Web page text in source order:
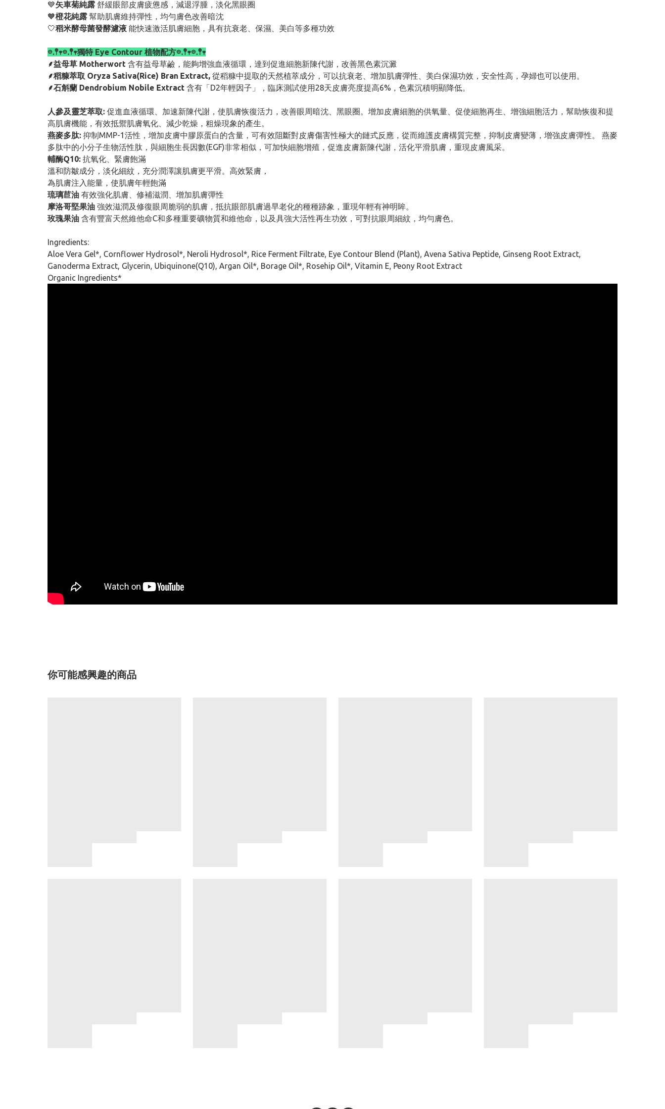
💙矢車菊純露 舒緩眼部皮膚疲憊感，減退浮腫，淡化黑眼圈
🧡橙花純露 幫助肌膚維持彈性，均勻膚色改善暗沈
🤍稻米酵母菌發酵濾液 能快速激活肌膚細胞，具有抗衰老、保濕、美白等多種功效
𖡼.𖤣𖥧𖡼.𖤣𖥧獨特 Eye Contour 植物配方𖡼.𖤣𖥧𖡼.𖤣𖥧
⸙益母草 Motherwort 含有益母草鹼，能夠增強血液循環，達到促進細胞新陳代謝，改善黑色素沉澱
⸙稻糠萃取 Oryza Sativa(Rice) Bran Extract, 從稻糠中提取的天然植萃成分，可以抗衰老、增加肌膚彈性、美白保濕功效，安全性高，孕婦也可以使用。
⸙石斛蘭 Dendrobium Nobile Extract 含有「D2年輕因子」，臨床測試使用28天皮膚亮度提高6%，色素沉積明顯降低。
人參及靈芝萃取: 促進血液循環、加速新陳代謝，使肌膚恢復活力，改善眼周暗沈、黑眼圈。增加皮膚細胞的供氧量、促使細胞再生、增強細胞活力，幫助恢復和提
高肌膚機能，有效抵禦肌膚氧化、減少乾燥，粗燥現象的產生。
燕麥多肽: 抑制MMP-1活性，增加皮膚中膠原蛋白的含量，可有效阻斷對皮膚傷害性極大的鏈式反應，從而維護皮膚構質完整，抑制皮膚變薄，增強皮膚彈性。 燕麥
多肽中的小分子生物活性肽，與細胞生長因數(EGF)非常相似，可加快細胞增殖，促進皮膚新陳代謝，活化平滑肌膚，重現皮膚風采。
輔酶Q10: 抗氧化、緊膚飽滿
溫和防皺成分，淡化細紋，充分潤澤讓肌膚更平滑。高效緊膚，
為肌膚注入能量，使肌膚年輕飽滿
琉璃苣油 有效強化肌膚、修補滋潤、增加肌膚彈性
摩洛哥堅果油 強效滋潤及修復眼周脆弱的肌膚，抵抗眼部肌膚過早老化的種種跡象，重現年輕有神明眸。
玫瑰果油 含有豐富天然維他命C和多種重要礦物質和維他命，以及具強大活性再生功效，可對抗眼周細紋，均勻膚色。
Ingredients:
Aloe Vera Gel*, Cornflower Hydrosol*, Neroli Hydrosol*, Rice Ferment Filtrate, Eye Contour Blend (Plant), Avena Sativa Peptide, Ginseng Root Extract,
Ganoderma Extract, Glycerin, Ubiquinone(Q10), Argan Oil*, Borage Oil*, Rosehip Oil*, Vitamin E, Peony Root Extract
Organic Ingredients*
你可能感興趣的商品